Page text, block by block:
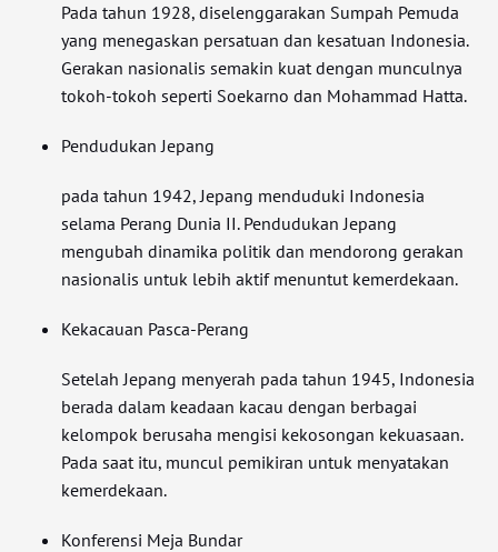
Pada tahun 1928, diselenggarakan Sumpah Pemuda
yang menegaskan persatuan dan kesatuan Indonesia.
Gerakan nasionalis semakin kuat dengan munculnya
tokoh-tokoh seperti Soekarno dan Mohammad Hatta.
Pendudukan Jepang
pada tahun 1942, Jepang menduduki Indonesia
selama Perang Dunia II. Pendudukan Jepang
mengubah dinamika politik dan mendorong gerakan
nasionalis untuk lebih aktif menuntut kemerdekaan.
Kekacauan Pasca-Perang
Setelah Jepang menyerah pada tahun 1945, Indonesia
berada dalam keadaan kacau dengan berbagai
kelompok berusaha mengisi kekosongan kekuasaan.
Pada saat itu, muncul pemikiran untuk menyatakan
kemerdekaan.
Konferensi Meja Bundar